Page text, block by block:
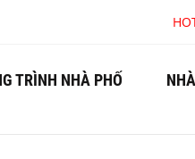
TRÌNH NHÀ PHỐ